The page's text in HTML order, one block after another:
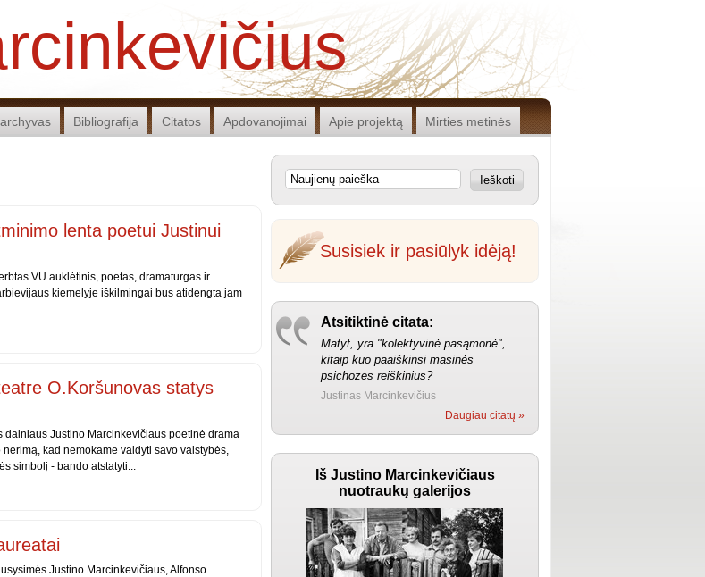
Bibliografija Citatos Apdovanojimai Apie projektą Mirties metinės
lenta poetui Justinui
VU auklėtinis, poetas, dramaturgas ir
kiemelyje iškilmingai bus atidengta jam
O.Koršunovas statys
dainiaus Justino Marcinkevičiaus poetinė drama
kad nemokame valdyti savo valstybės,
simbolį - bando atstatyti...
Justino Marcinkevičiaus, Alfonso
Ieškoti
Susisiek ir pasiūlyk idėją!
Atsitiktinė citata:
Matyt, yra "kolektyvinė pasąmonė",
kitaip kuo paaiškinsi masinės
psichozės reiškinius?
Justinas Marcinkevičius
Daugiau citatų »
Iš Justino Marcinkevičiaus
nuotraukų galerijos